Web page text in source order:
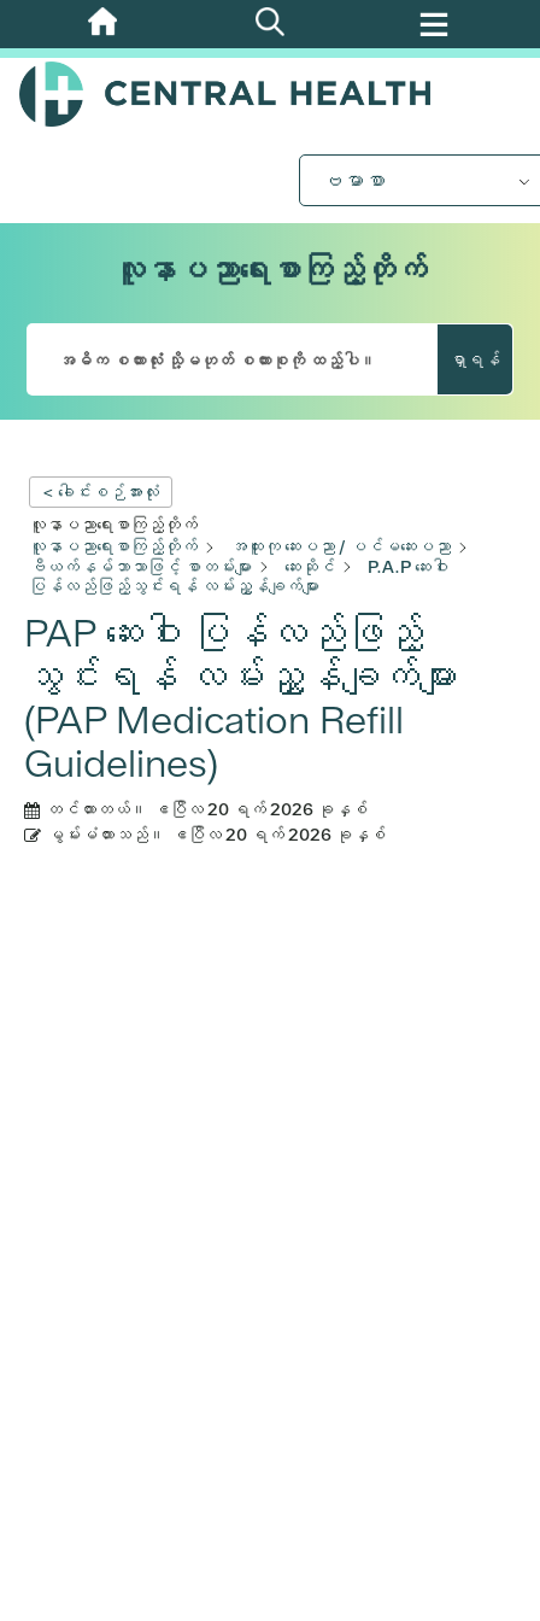
အဓိက
အကြောင်းအရာ
သို့
ဗမာစာ
လူနာပညာရေးစာကြည့်တိုက်
ရှာရန်
< ခေါင်းစဉ်အားလုံး
လူနာပညာရေးစာကြည့်တိုက်
လူနာပညာရေးစာကြည့်တိုက်
အထူးကု ဆေးပညာ / ပင်မဆေးပညာ
ဗီယက်နမ်ဘာသာဖြင့် စာတမ်းများ
ဆေးဆိုင်
P.A.P ဆေးဝါး
ပြန်လည်ဖြည့်သွင်းရန် လမ်းညွှန်ချက်များ
PAP ဆေးဝါး ပြန်လည်ဖြည့်
သွင်းရန် လမ်းညွှန်ချက်များ
(PAP Medication Refill
Guidelines)
တင်ထားတယ်။
ဧပြီလ 20 ရက် 2026 ခုနှစ်
မွမ်းမံထားသည်။
ဧပြီလ 20 ရက် 2026 ခုနှစ်